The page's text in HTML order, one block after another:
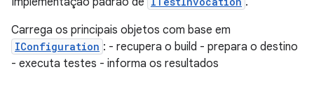
Carrega os principais objetos com base em
IConfiguration : - recupera o build - prepara o destino
- executa testes - informa os resultados